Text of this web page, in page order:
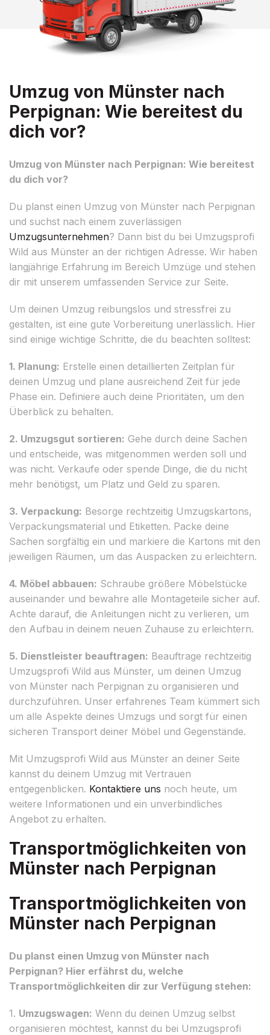
Umzug von Münster nach
Perpignan: Wie bereitest du
dich vor?
Umzug von Münster nach Perpignan: Wie bereitest
du dich vor?
Du planst einen Umzug von Münster nach Perpignan
und suchst nach einem zuverlässigen
Umzugsunternehmen? Dann bist du bei Umzugsprofi
Wild aus Münster an der richtigen Adresse. Wir haben
langjährige Erfahrung im Bereich Umzüge und stehen
dir mit unserem umfassenden Service zur Seite.
Um deinen Umzug reibungslos und stressfrei zu
gestalten, ist eine gute Vorbereitung unerlässlich. Hier
sind einige wichtige Schritte, die du beachten solltest:
1. Planung: Erstelle einen detaillierten Zeitplan für
deinen Umzug und plane ausreichend Zeit für jede
Phase ein. Definiere auch deine Prioritäten, um den
Überblick zu behalten.
2. Umzugsgut sortieren: Gehe durch deine Sachen
und entscheide, was mitgenommen werden soll und
was nicht. Verkaufe oder spende Dinge, die du nicht
mehr benötigst, um Platz und Geld zu sparen.
3. Verpackung: Besorge rechtzeitig Umzugskartons,
Verpackungsmaterial und Etiketten. Packe deine
Sachen sorgfältig ein und markiere die Kartons mit den
jeweiligen Räumen, um das Auspacken zu erleichtern.
4. Möbel abbauen: Schraube größere Möbelstücke
auseinander und bewahre alle Montageteile sicher auf.
Achte darauf, die Anleitungen nicht zu verlieren, um
den Aufbau in deinem neuen Zuhause zu erleichtern.
5. Dienstleister beauftragen: Beauftrage rechtzeitig
Umzugsprofi Wild aus Münster, um deinen Umzug
von Münster nach Perpignan zu organisieren und
durchzuführen. Unser erfahrenes Team kümmert sich
um alle Aspekte deines Umzugs und sorgt für einen
sicheren Transport deiner Möbel und Gegenstände.
Mit Umzugsprofi Wild aus Münster an deiner Seite
kannst du deinem Umzug mit Vertrauen
entgegenblicken. Kontaktiere uns noch heute, um
weitere Informationen und ein unverbindliches
Angebot zu erhalten.
Transportmöglichkeiten von
Münster nach Perpignan
Transportmöglichkeiten von
Münster nach Perpignan
Du planst einen Umzug von Münster nach
Perpignan? Hier erfährst du, welche
Transportmöglichkeiten dir zur Verfügung stehen:
1. Umzugswagen: Wenn du deinen Umzug selbst
organisieren möchtest, kannst du bei Umzugsprofi